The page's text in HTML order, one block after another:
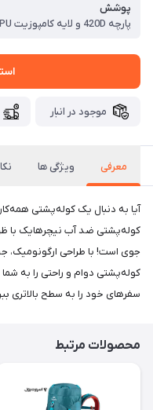
پوشش
پارچه 420D و لايه كامپوزیت TPU
موجود در انبار
معرفی ویژگی ها
آیا به دنبال یک کوله‌پشتی
جوی است! با طراحی
کوله‌پشتی دوام و راحتی را به
سفرهای خود را به سطح بالاتری
محصولات مرتبط